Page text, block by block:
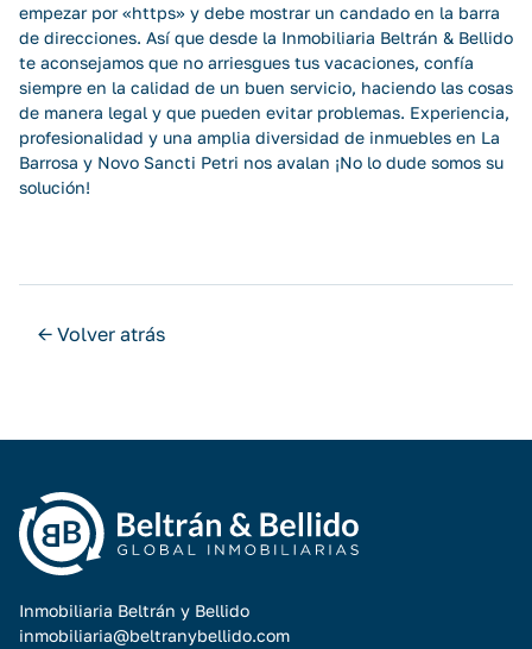
empezar por «https» y debe mostrar un candado en la barra
de direcciones. Así que desde la Inmobiliaria Beltrán & Bellido
te aconsejamos que no arriesgues tus vacaciones, confía
siempre en la calidad de un buen servicio, haciendo las cosas
de manera legal y que pueden evitar problemas. Experiencia,
profesionalidad y una amplia diversidad de inmuebles en La
Barrosa y Novo Sancti Petri nos avalan ¡No lo dude somos su
solución!
← Volver atrás
Inmobiliaria Beltrán y Bellido
inmobiliaria@beltranybellido.com